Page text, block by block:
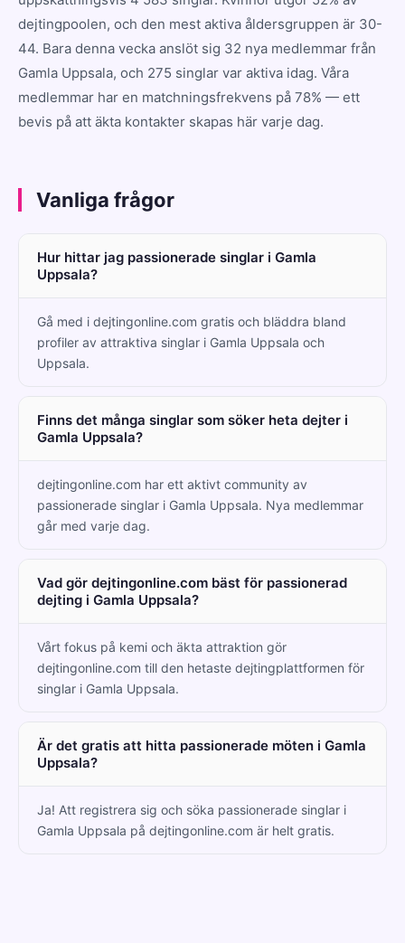
dejtingpoolen, och den mest aktiva åldersgruppen är 30-
44. Bara denna vecka anslöt sig 32 nya medlemmar från
Gamla Uppsala, och 275 singlar var aktiva idag. Våra
medlemmar har en matchningsfrekvens på 78% — ett
bevis på att äkta kontakter skapas här varje dag.
Vanliga frågor
Hur hittar jag passionerade singlar i Gamla
Uppsala?
Gå med i dejtingonline.com gratis och bläddra bland
profiler av attraktiva singlar i Gamla Uppsala och
Uppsala.
Finns det många singlar som söker heta dejter i
Gamla Uppsala?
dejtingonline.com har ett aktivt community av
passionerade singlar i Gamla Uppsala. Nya medlemmar
går med varje dag.
Vad gör dejtingonline.com bäst för passionerad
dejting i Gamla Uppsala?
Vårt fokus på kemi och äkta attraktion gör
dejtingonline.com till den hetaste dejtingplattformen för
singlar i Gamla Uppsala.
Är det gratis att hitta passionerade möten i Gamla
Uppsala?
Ja! Att registrera sig och söka passionerade singlar i
Gamla Uppsala på dejtingonline.com är helt gratis.